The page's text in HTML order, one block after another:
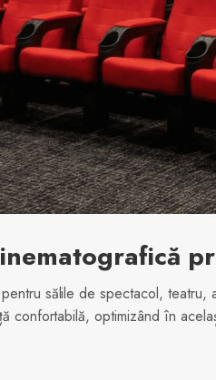
sălile de spectacol,
confortabilă, optimizând în